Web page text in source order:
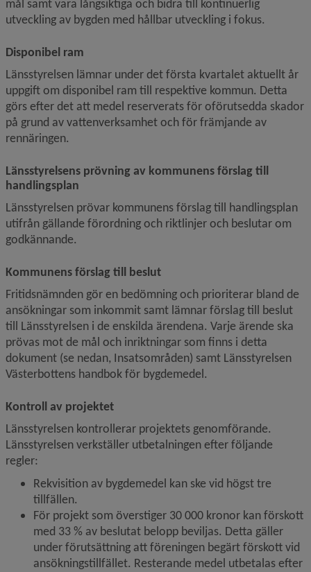
mål samt vara långsiktiga och bidra till kontinuerlig
utveckling av bygden med hållbar utveckling i fokus.
Disponibel ram
Länsstyrelsen lämnar under det första kvartalet aktuellt år
uppgift om disponibel ram till respektive kommun. Detta
görs efter det att medel reserverats för oförutsedda skador
på grund av vattenverksamhet och för främjande av
rennäringen.
Länsstyrelsens prövning av kommunens förslag till
handlingsplan
Länsstyrelsen prövar kommunens förslag till handlingsplan
utifrån gällande förordning och riktlinjer och beslutar om
godkännande.
Kommunens förslag till beslut
Fritidsnämnden gör en bedömning och prioriterar bland de
ansökningar som inkommit samt lämnar förslag till beslut
till Länsstyrelsen i de enskilda ärendena. Varje ärende ska
prövas mot de mål och inriktningar som finns i detta
dokument (se nedan, Insatsområden) samt Länsstyrelsen
Västerbottens handbok för bygdemedel.
Kontroll av projektet
Länsstyrelsen kontrollerar projektets genomförande.
Länsstyrelsen verkställer utbetalningen efter följande
regler:
Rekvisition av bygdemedel kan ske vid högst tre
tillfällen.
För projekt som överstiger 30 000 kronor kan förskott
med 33 % av beslutat belopp beviljas. Detta gäller
under förutsättning att föreningen begärt förskott vid
ansökningstillfället. Resterande medel utbetalas efter